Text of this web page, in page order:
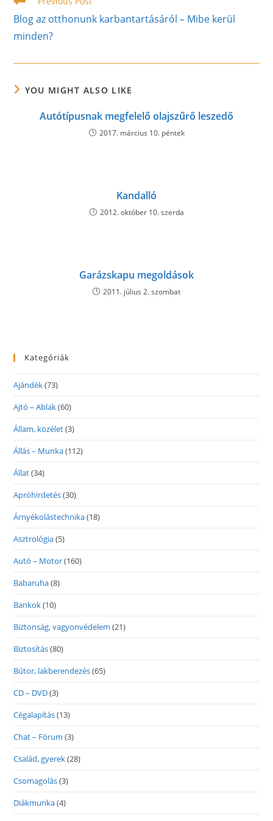
more
articles
Blog az otthonunk karbantartásáról – Mibe kerül
minden?
YOU MIGHT ALSO LIKE
Autótípusnak megfelelő olajszűrő leszedő
2017. március 10. péntek
Kandalló
2012. október 10. szerda
Garázskapu megoldások
2011. július 2. szombat
Kategóriák
Ajándék(73)
Ajtó – Ablak(60)
Állam, közélet(3)
Állás – Munka(112)
Állat(34)
Apróhirdetés(30)
Árnyékolástechnika(18)
Asztrológia(5)
Autó – Motor(160)
Babaruha(8)
Bankok(10)
Biztonság, vagyonvédelem (21)
Biztosítás(80)
Bútor, lakberendezés(65)
CD – DVD(3)
Cégalapítás(13)
Chat – Fórum (3)
Család, gyerek(28)
Csomagolás(3)
Diákmunka(4)